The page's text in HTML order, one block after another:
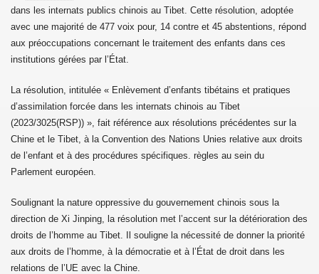
dans les internats publics chinois au Tibet. Cette résolution, adoptée
avec une majorité de 477 voix pour, 14 contre et 45 abstentions, répond
aux préoccupations concernant le traitement des enfants dans ces
institutions gérées par l’État.
La résolution, intitulée « Enlèvement d’enfants tibétains et pratiques
d’assimilation forcée dans les internats chinois au Tibet
(2023/3025(RSP)) », fait référence aux résolutions précédentes sur la
Chine et le Tibet, à la Convention des Nations Unies relative aux droits
de l’enfant et à des procédures spécifiques. règles au sein du
Parlement européen.
Soulignant la nature oppressive du gouvernement chinois sous la
direction de Xi Jinping, la résolution met l’accent sur la détérioration des
droits de l’homme au Tibet. Il souligne la nécessité de donner la priorité
aux droits de l’homme, à la démocratie et à l’État de droit dans les
relations de l’UE avec la Chine.